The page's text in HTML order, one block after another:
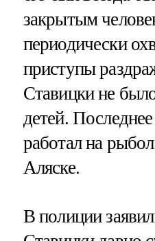
закрытым
периодически
приступы
Ставицки не
детей.
работал на
Аляске.
В полиции